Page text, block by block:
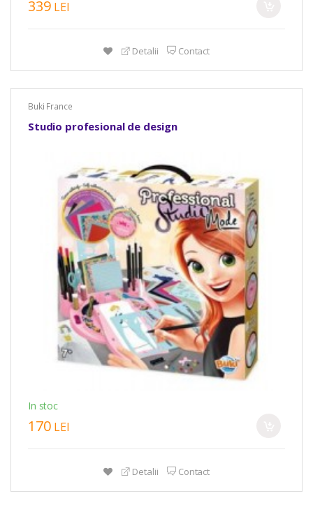
339 LEI
Detalii Contact
Buki France
Studio profesional de design
In stoc
170 LEI
Detalii Contact